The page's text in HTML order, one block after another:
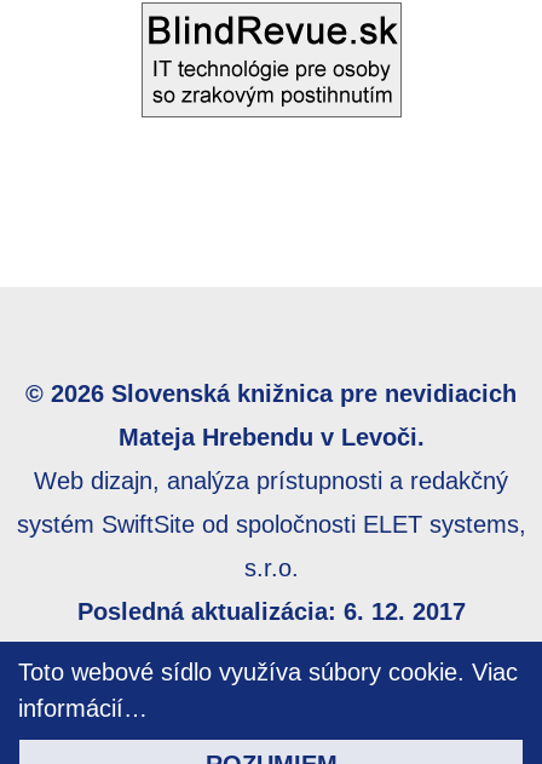
Toto webové sídlo využíva súbory cookie. Viac
informácií…
© 2026 Slovenská knižnica pre nevidiacich
Mateja Hrebendu v Levoči.
Web dizajn, analýza prístupnosti a redakčný
systém SwiftSite od spoločnosti ELET systems,
s.r.o.
Posledná aktualizácia: 6. 12. 2017
prístupnosti